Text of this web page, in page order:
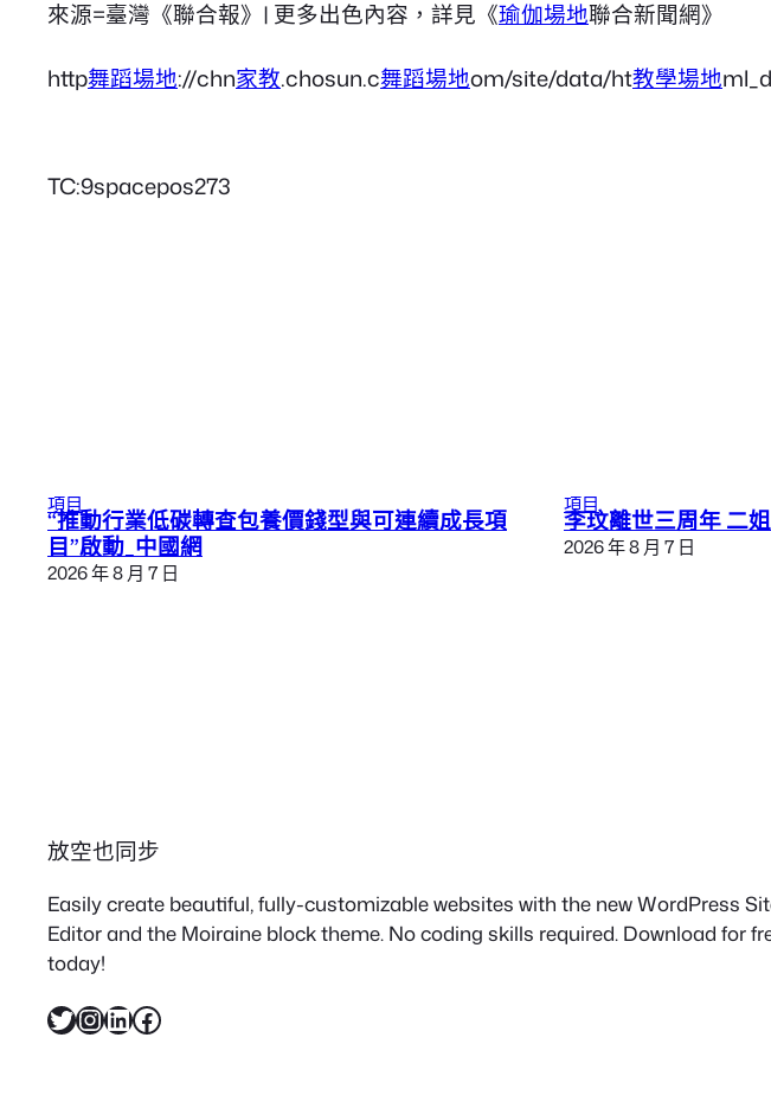
來源=臺灣《聯合報》| 更多出色內容，詳見《瑜伽場地聯合新聞網》
http舞蹈場地://chn家教.chosun.c舞蹈場地om/site/data/ht教學場地
TC:9spacepos273
項目
“推動行業低碳轉查包養價錢型與可連續成長項
目”啟動_中國網
2026 年 8 月 7 日
項目
李玟離世三周年 二
2026 年 8 月 7 日
放空也同步
Easily create beautiful, fully-customizable websites with the new WordPress
Editor and the Moiraine block theme. No coding skills required. Download for
today!
X InstagramLinkedIn Facebook